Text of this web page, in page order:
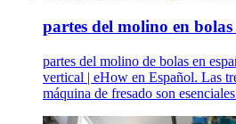
partes del molino en bolas
partes del molino de bolas en
vertical | eHow en Español. Las
máquina de fresado son